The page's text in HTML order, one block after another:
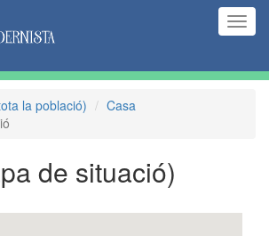
la població)
Casa
de situació)